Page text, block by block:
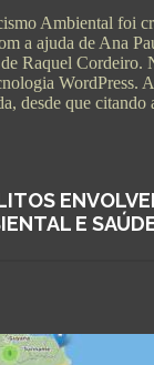
Ambiental foi
a ajuda de Ana
Raquel Cordeiro.
WordPress.
desde que citando
E